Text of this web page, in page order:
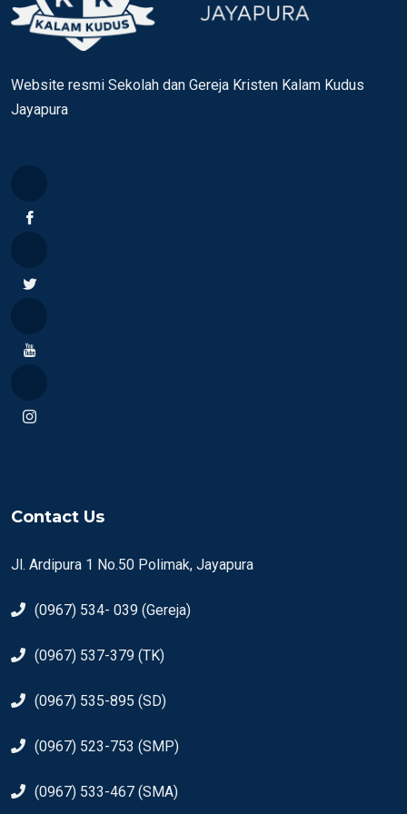
Website resmi Sekolah dan Gereja Kristen Kalam Kudus
Jayapura
Contact Us
Jl. Ardipura 1 No.50 Polimak, Jayapura
(0967) 534- 039 (Gereja)
(0967) 537-379 (TK)
(0967) 535-895 (SD)
(0967) 523-753 (SMP)
(0967) 533-467 (SMA)